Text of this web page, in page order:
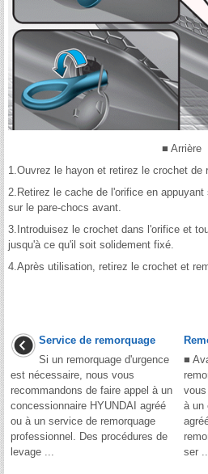
■ Arrière
1.Ouvrez le hayon et retirez le crochet de
2.Retirez le cache de l'orifice en
sur le pare-chocs avant.
3.Introduisez le crochet dans l'orifice et
jusqu'à ce qu'il soit solidement fixé.
4.Après utilisation, retirez le crochet et
Service de remorquage
Si un remorquage d'urgence
est nécessaire, nous vous
recommandons de faire appel à un
concessionnaire HYUNDAI agréé
ou à un service de remorquage
professionnel. Des procédures de
levage ...
■
vous
à un
ser